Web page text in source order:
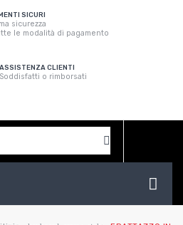
SICURI
sicurezza
le modalità di pagamento
ASSISTENZA CLIENTI
Soddisfatti o rimborsati